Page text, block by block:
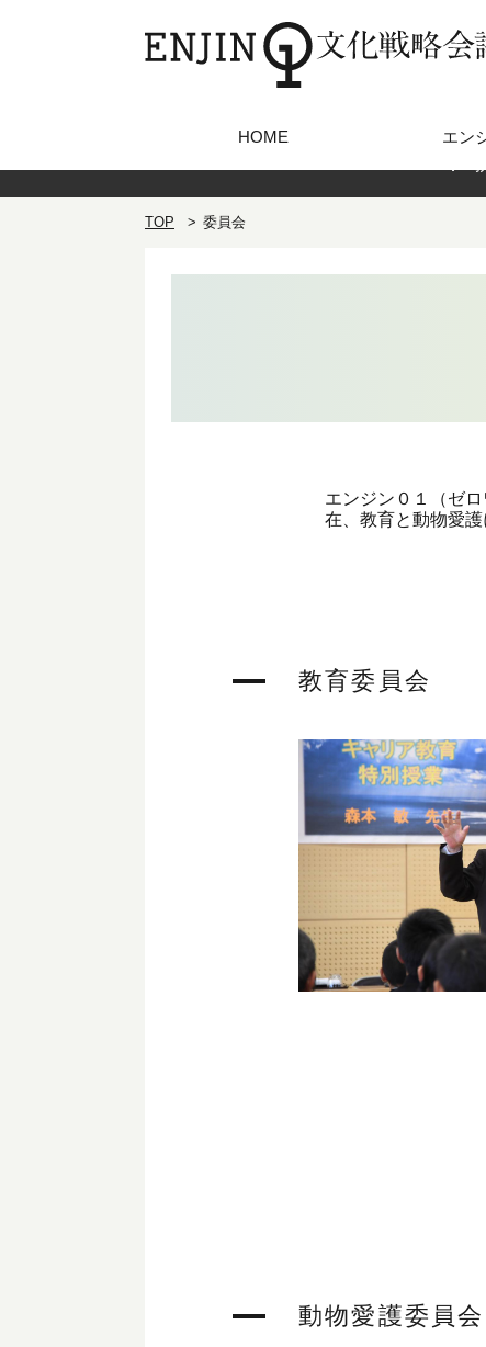
HOME エン
TOP 委員会
エンジン０１（ゼ
在、教育と動物愛
教育委員会
動物愛護委員会